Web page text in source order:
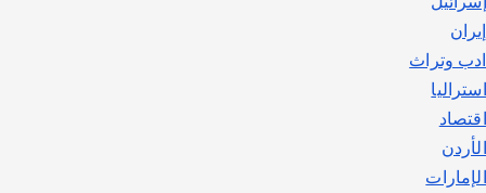
إيران
ادب وتراث
استراليا
اقتصاد
الأردن
الإمارات